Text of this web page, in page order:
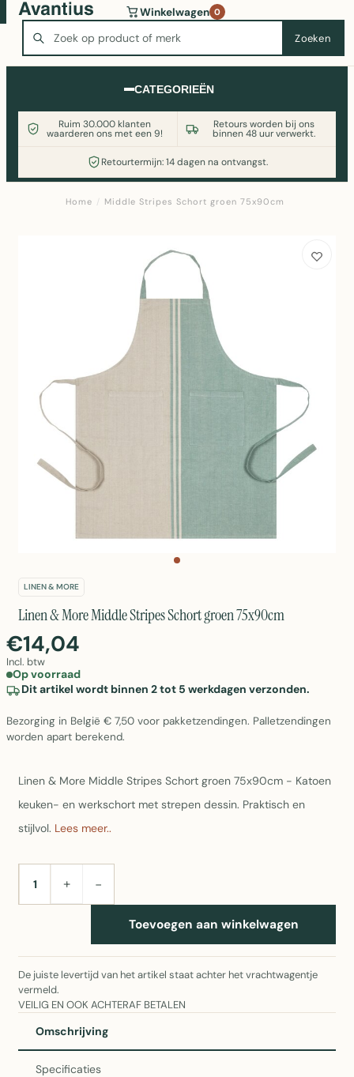
Zoeken
Winkelwagen 0
CATEGORIEËN
Ruim 30.000 klanten
waarderen ons met een 9!
Retours worden bij ons
binnen 48 uur verwerkt.
Retourtermijn: 14 dagen na ontvangst.
Wasmachine of koelkast nodig? Vergelijk alle prijzen op
Witgoedaanbod.nl
Home / Middle Stripes Schort groen 75x90cm
LINEN & MORE
Linen & More Middle Stripes Schort groen 75x90cm
€14,04
Incl. btw
Op voorraad
Dit artikel wordt binnen 2 tot 5 werkdagen verzonden.
Bezorging in België € 7,50 voor pakketzendingen. Palletzendingen
worden apart berekend.
Linen & More Middle Stripes Schort groen 75x90cm - Katoen
keuken- en werkschort met strepen dessin. Praktisch en
stijlvol. Lees meer..
AANTAL+ −
Toevoegen aan winkelwagen
De juiste levertijd van het artikel staat achter het vrachtwagentje
vermeld.
VEILIG EN OOK ACHTERAF BETALEN
Omschrijving
Specificaties